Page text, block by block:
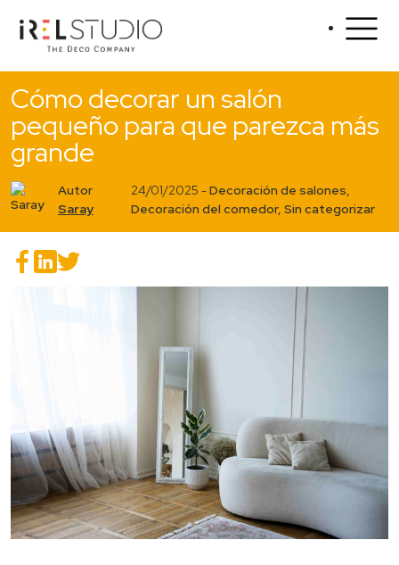
Cómo decorar un salón
pequeño para que parezca más
grande
Autor
Saray
24/01/2025 -Decoración de salones,
Decoración del comedor, Sin categorizar